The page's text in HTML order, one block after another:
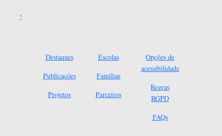
Destaques
Publicações
Projetos
Escolas
Famílias
Parceiros
Opções de
acessibilidade
Regras
RGPD
FAQs